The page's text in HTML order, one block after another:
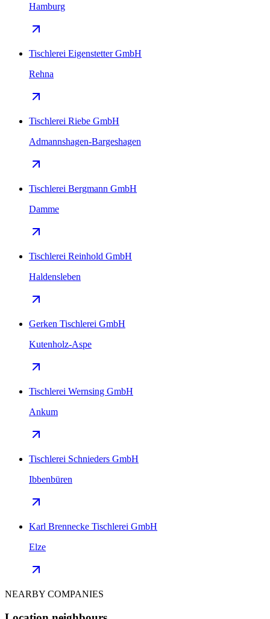
Hamburg
Tischlerei Eigenstetter GmbH
Rehna
Tischlerei Riebe GmbH
Admannshagen-Bargeshagen
Tischlerei Bergmann GmbH
Damme
Tischlerei Reinhold GmbH
Haldensleben
Gerken Tischlerei GmbH
Kutenholz-Aspe
Tischlerei Wernsing GmbH
Ankum
Tischlerei Schnieders GmbH
Ibbenbüren
Karl Brennecke Tischlerei GmbH
Elze
NEARBY COMPANIES